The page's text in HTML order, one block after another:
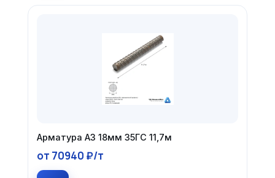
Арматура А3 18мм 35ГС 11,7м
от 70940 ₽/т